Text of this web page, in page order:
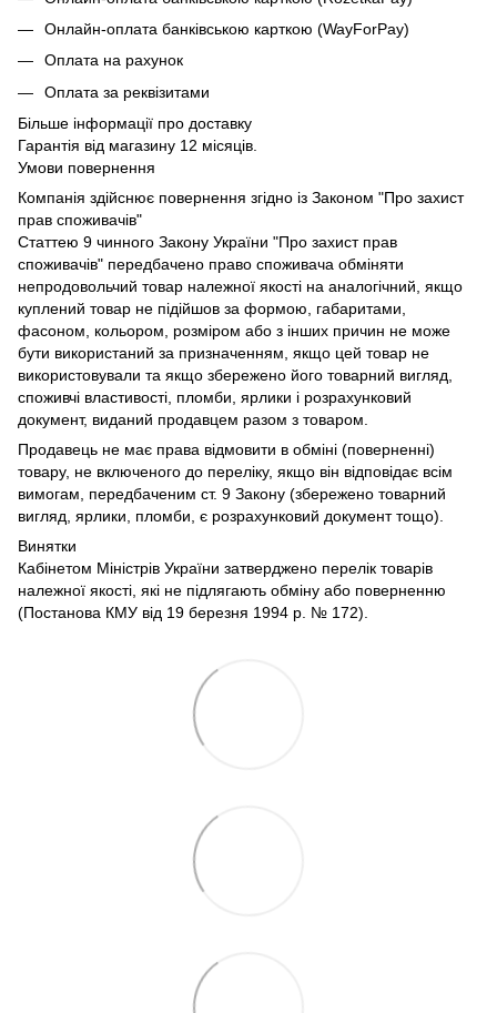
Онлайн-оплата банківською карткою (WayForPay)
Оплата на рахунок
Оплата за реквізитами
Більше інформації про доставку
Гарантія від магазину 12 місяців.
Умови повернення
Компанія здійснює повернення згідно із Законом "Про захист
прав споживачів"
Статтею 9 чинного Закону України "Про захист прав
споживачів" передбачено право споживача обміняти
непродовольчий товар належної якості на аналогічний, якщо
куплений товар не підійшов за формою, габаритами,
фасоном, кольором, розміром або з інших причин не може
бути використаний за призначенням, якщо цей товар не
використовували та якщо збережено його товарний вигляд,
споживчі властивості, пломби, ярлики і розрахунковий
документ, виданий продавцем разом з товаром.
Продавець не має права відмовити в обміні (поверненні)
товару, не включеного до переліку, якщо він відповідає всім
вимогам, передбаченим ст. 9 Закону (збережено товарний
вигляд, ярлики, пломби, є розрахунковий документ тощо).
Винятки
Кабінетом Міністрів України затверджено перелік товарів
належної якості, які не підлягають обміну або поверненню
(Постанова КМУ від 19 березня 1994 р. № 172).